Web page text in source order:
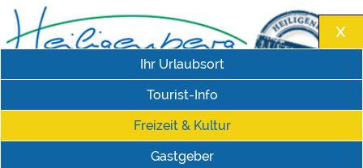
Impressum|Datenschutzerklärung Schriftgröße
Ihr Urlaubsort
Tourist-Info
Freizeit & Kultur
Gastgeber